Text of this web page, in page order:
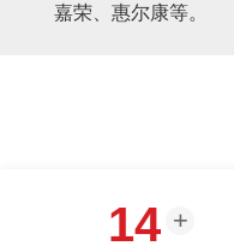
嘉荣、惠尔康等。
14